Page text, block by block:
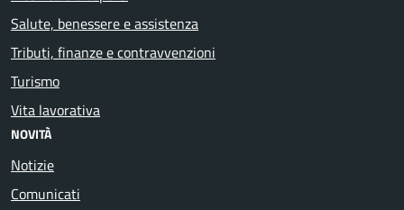
Salute, benessere e assistenza
Tributi, finanze e contravvenzioni
Turismo
Vita lavorativa
NOVITÀ
Notizie
Comunicati